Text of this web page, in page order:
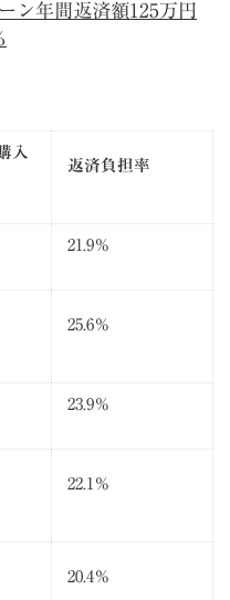
ン年間返済額125万円
入
返済負担率
21.9％
25.6％
23.9％
22.1％
20.4％